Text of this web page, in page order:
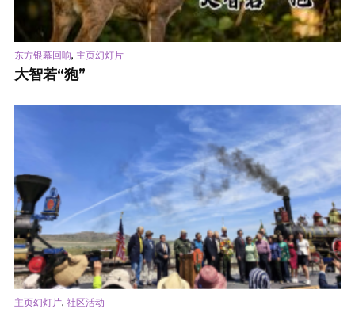
东方银幕回响, 主页幻灯片
大智若“狍”
主页幻灯片, 社区活动